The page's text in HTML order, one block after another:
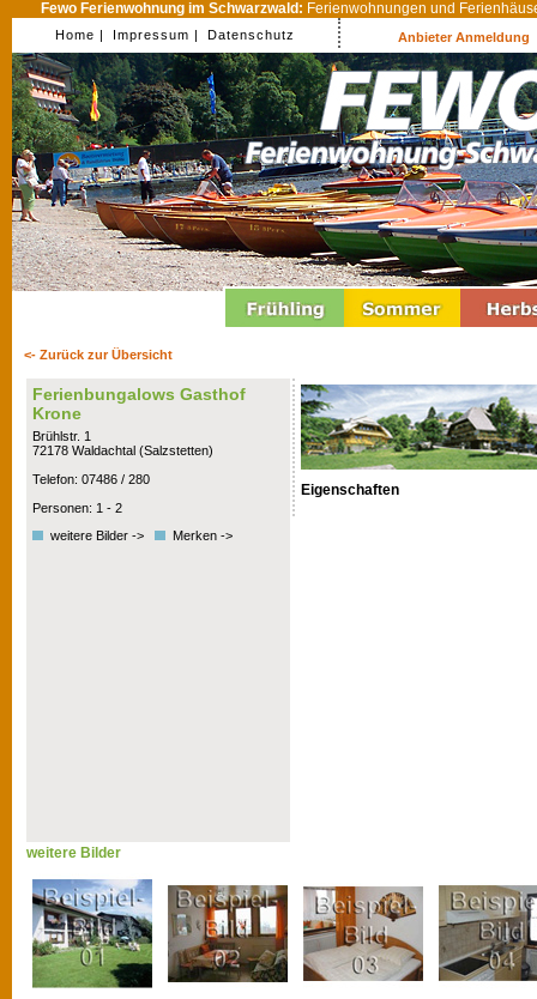
Fewo Ferienwohnung im Schwarzwald: Ferienwohnungen und
Home | Impressum | Datenschutz Anbieter Anmeldung
<- Zurück zur Übersicht
Ferienbungalows Gasthof
Krone
Brühlstr. 1
72178 Waldachtal (Salzstetten)
Telefon: 07486 / 280
Personen: 1 - 2
weitere Bilder ->
Merken ->
Eigenschaften
weitere Bilder